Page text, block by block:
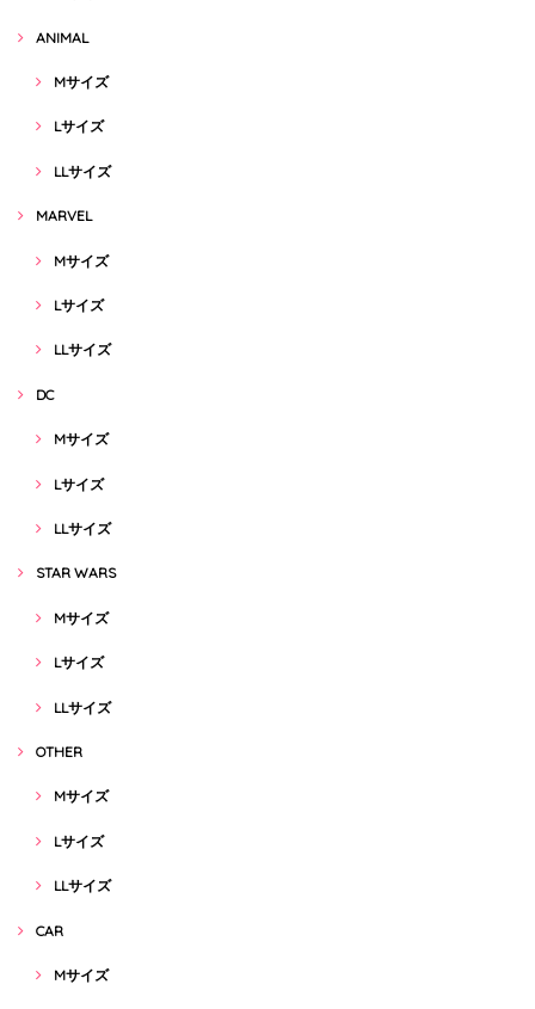
ANIMAL
Mサイズ
Lサイズ
LLサイズ
MARVEL
Mサイズ
Lサイズ
LLサイズ
DC
Mサイズ
Lサイズ
LLサイズ
STAR WARS
Mサイズ
Lサイズ
LLサイズ
OTHER
Mサイズ
Lサイズ
LLサイズ
CAR
Mサイズ